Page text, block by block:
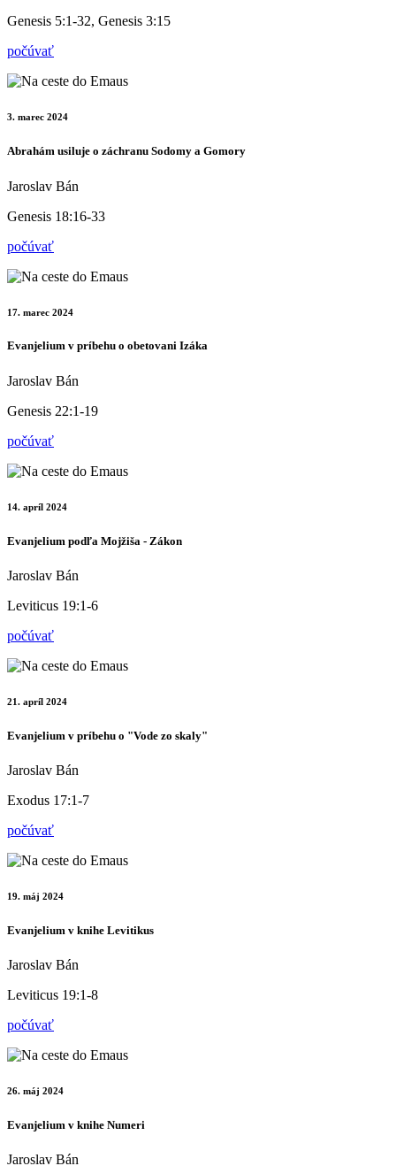
Genesis 5:1-32, Genesis 3:15
počúvať
3. marec 2024
Abrahám usiluje o záchranu Sodomy a Gomory
Jaroslav Bán
Genesis 18:16-33
počúvať
17. marec 2024
Evanjelium v príbehu o obetovani Izáka
Jaroslav Bán
Genesis 22:1-19
počúvať
14. apríl 2024
Evanjelium podľa Mojžiša - Zákon
Jaroslav Bán
Leviticus 19:1-6
počúvať
21. apríl 2024
Evanjelium v príbehu o "Vode zo skaly"
Jaroslav Bán
Exodus 17:1-7
počúvať
19. máj 2024
Evanjelium v knihe Levitikus
Jaroslav Bán
Leviticus 19:1-8
počúvať
26. máj 2024
Evanjelium v knihe Numeri
Jaroslav Bán